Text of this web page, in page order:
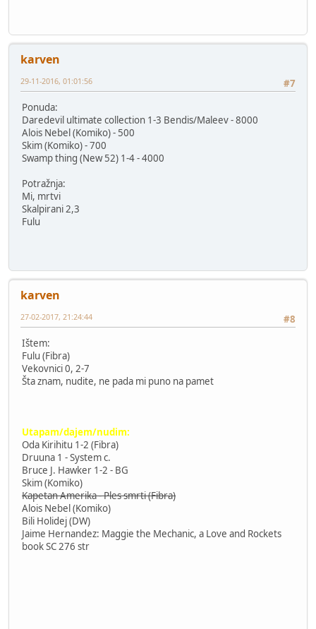
karven
#7
29-11-2016, 01:01:56
Ponuda:
Daredevil ultimate collection 1-3 Bendis/Maleev - 8000
Alois Nebel (Komiko) - 500
Skim (Komiko) - 700
Swamp thing (New 52) 1-4 - 4000
Potražnja:
Mi, mrtvi
Skalpirani 2,3
Fulu
karven
#8
27-02-2017, 21:24:44
Ištem:
Fulu (Fibra)
Vekovnici 0, 2-7
Šta znam, nudite, ne pada mi puno na pamet
Utapam/dajem/nudim:
Oda Kirihitu 1-2 (Fibra)
Druuna 1 - System c.
Bruce J. Hawker 1-2 - BG
Skim (Komiko)
Kapetan Amerika - Ples smrti (Fibra)
Alois Nebel (Komiko)
Bili Holidej (DW)
Jaime Hernandez: Maggie the Mechanic, a Love and Rockets
book SC 276 str